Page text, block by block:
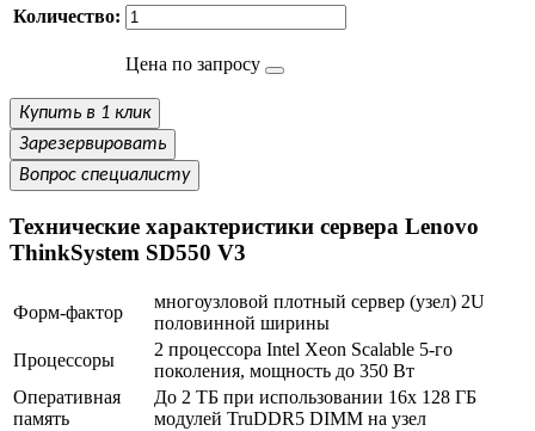
Количество:
Цена по запросу
Купить в 1 клик
Зарезервировать
Вопрос специалисту
Технические характеристики сервера Lenovo
ThinkSystem SD550 V3
Форм-фактор
многоузловой плотный сервер (узел) 2U
половинной ширины
Процессоры
2 процессора Intel Xeon Scalable 5-го
поколения, мощность до 350 Вт
Оперативная
память
До 2 ТБ при использовании 16x 128 ГБ
модулей TruDDR5 DIMM на узел